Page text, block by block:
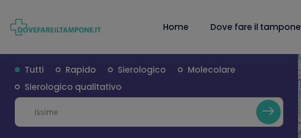
Home Dove fare il tampone
Tutti Rapido Sierologico
Molecolare
Sierologico qualitativo